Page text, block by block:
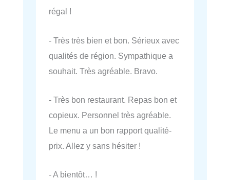
régal !
- Très très bien et bon. Sérieux avec
qualités de région. Sympathique a
souhait. Très agréable. Bravo.
- Très bon restaurant. Repas bon et
copieux. Personnel très agréable.
Le menu a un bon rapport qualité-
prix. Allez y sans hésiter !
- A bientôt… !